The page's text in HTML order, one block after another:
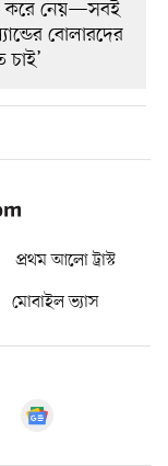
প্রথম আলো ট্রাস্ট
মোবাইল ভ্যাস